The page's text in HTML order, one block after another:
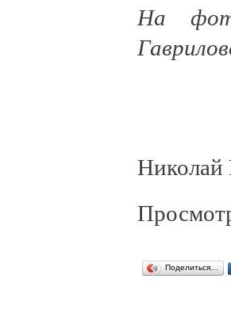
На
Николай
Поделиться…